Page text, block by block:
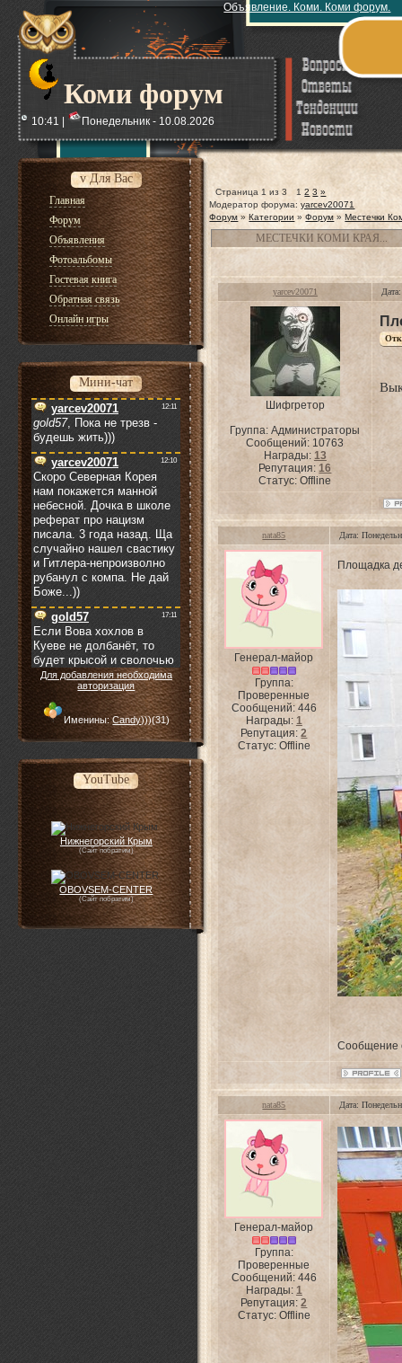
Коми форум
Объявление. Коми. Коми форум.
10:41 | Понедельник - 10.08.2026
v Для Вас
Главная
Форум
Объявления
Фотоальбомы
Гостевая книга
Обратная связь
Онлайн игры
Мини-чат
Для добавления необходима
авторизация
Именины:Candy)))(31)
YouTube
Нижнегорский Крым
(Сайт побратим)
OBOVSEM-CENTER
(Сайт побратим)
Страница 1 из3 1 2 3 »
Модератор форума:yarcev20071
Форум » Категории » Форум » Местечки
МЕСТЕЧКИ КОМИ КРАЯ...
yarcev20071
Шифгретор
Группа: Администраторы
Сообщений: 10763
Награды: 13
Репутация:16
Статус:Offline
nata85 Дата:
Генерал-майор
Группа:
Проверенные
Сообщений: 446
Награды: 1
Репутация:2
Статус: Offline
Площадка
Сообщение
nata85 Дата:
Генерал-майор
Группа:
Проверенные
Сообщений: 446
Награды: 1
Репутация:2
Статус: Offline